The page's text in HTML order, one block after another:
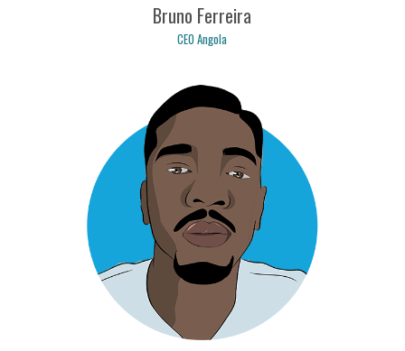
bruno.ferreira@logicpulse.com
Bruno Ferreira
CEO Angola